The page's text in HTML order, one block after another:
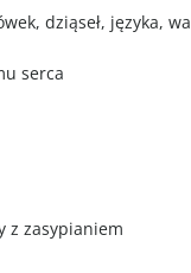
dziąseł, języka,
serca
z zasypianiem